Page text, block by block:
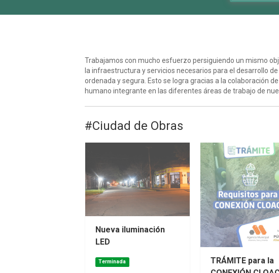
Trabajamos con mucho esfuerzo persiguiendo un mismo
la infraestructura y servicios necesarios para el desarrollo
ordenada y segura. Esto se logra gracias a la colaboración
humano integrante en las diferentes áreas de trabajo de
#Ciudad de Obras
Nueva iluminación
LED
Terminada
TRÁMITE para la